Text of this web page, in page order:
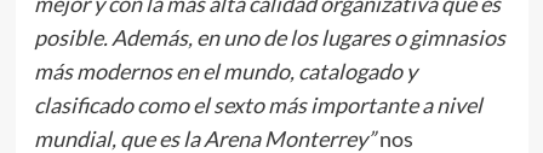
posible. Además, en uno de los lugares o gimnasios
más modernos en el mundo, catalogado y
clasificado como el sexto más importante a nivel
mundial, que es la Arena Monterrey”nos